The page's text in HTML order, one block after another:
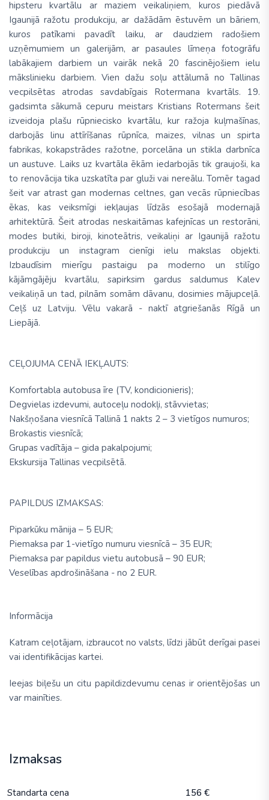
hipsteru kvartālu ar maziem veikaliņiem, kuros piedāvā
Igaunijā ražotu produkciju, ar dažādām ēstuvēm un bāriem,
kuros patīkami pavadīt laiku, ar daudziem radošiem
uzņēmumiem un galerijām, ar pasaules līmeņa fotogrāfu
labākajiem darbiem un vairāk nekā 20 fascinējošiem ielu
mākslinieku darbiem. Vien dažu soļu attālumā no Tallinas
vecpilsētas atrodas savdabīgais Rotermana kvartāls. 19.
gadsimta sākumā cepuru meistars Kristians Rotermans šeit
izveidoja plašu rūpniecisko kvartālu, kur ražoja kuļmašīnas,
darbojās linu attīrīšanas rūpnīca, maizes, vilnas un spirta
fabrikas, kokapstrādes ražotne, porcelāna un stikla darbnīca
un austuve. Laiks uz kvartāla ēkām iedarbojās tik graujoši, ka
to renovācija tika uzskatīta par gluži vai nereālu. Tomēr tagad
šeit var atrast gan modernas celtnes, gan vecās rūpniecības
ēkas, kas veiksmīgi iekļaujas līdzās esošajā modernajā
arhitektūrā. Šeit atrodas neskaitāmas kafejnīcas un restorāni,
modes butiki, biroji, kinoteātris, veikaliņi ar Igaunijā ražotu
produkciju un instagram cienīgi ielu makslas objekti.
Izbaudīsim mierīgu pastaigu pa moderno un stilīgo
kājāmgājēju kvartālu, sapirksim gardus saldumus Kalev
veikaliņā un tad, pilnām somām dāvanu, dosimies mājupceļā.
Ceļš uz Latviju. Vēlu vakarā - naktī atgriešanās Rīgā un
Liepājā.
CEĻOJUMA CENĀ IEKĻAUTS:
Komfortabla autobusa īre (TV, kondicionieris);
Degvielas izdevumi, autoceļu nodokļi, stāvvietas;
Nakšņošana viesnīcā Tallinā 1 nakts 2 – 3 vietīgos numuros;
Brokastis viesnīcā;
Grupas vadītāja – gida pakalpojumi;
Ekskursija Tallinas vecpilsētā.
PAPILDUS IZMAKSAS:
Piparkūku mānija – 5 EUR;
Piemaksa par 1-vietīgo numuru viesnīcā – 35 EUR;
Piemaksa par papildus vietu autobusā – 90 EUR;
Veselības apdrošināšana - no 2 EUR.
Informācija
Katram ceļotājam, izbraucot no valsts, līdzi jābūt derīgai pasei
vai identifikācijas kartei.
Ieejas biļešu un citu papildizdevumu cenas ir orientējošas un
var mainīties.
Izmaksas
Standarta cena
156 €